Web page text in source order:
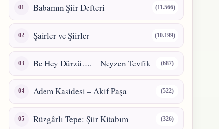
Babamın Şiir Defteri (11.566)
Şairler ve Şiirler (10.199)
Be Hey Dürzü…. – Neyzen Tevfik (687)
Adem Kasidesi – Akif Paşa (522)
Rüzgârlı Tepe: Şiir Kitabım (326)